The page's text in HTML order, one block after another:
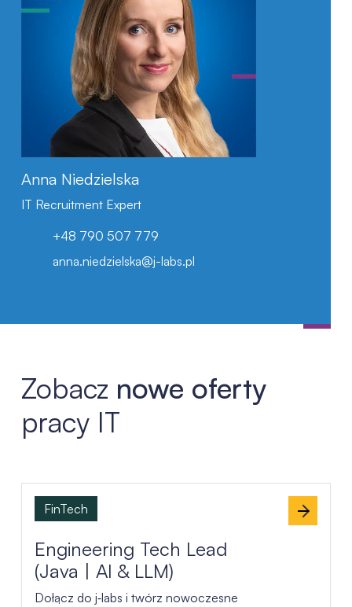
Anna Niedzielska
IT Recruitment Expert
+48 790 507 779
anna.niedzielska@j-labs.pl
Zobacz nowe oferty
pracy IT
Engineering Tech Lead
(Java | AI & LLM)
Dołącz do j‑labs i twórz nowoczesne
FinTech